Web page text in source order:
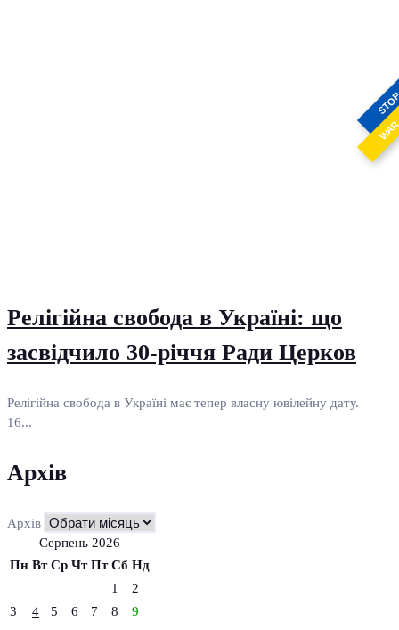
Релігійна свобода в Україні: що
засвідчило 30-річчя Ради Церков
Релігійна свобода в Україні має тепер власну ювілейну дату.
16...
Архів
Архів
Серпень 2026
Пн Вт Ср Чт Пт Сб Нд
1
2
3
4 5 6 7 8
9